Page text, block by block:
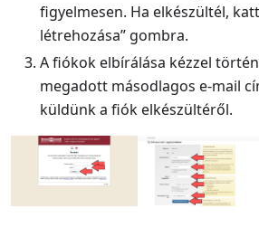
figyelmesen. Ha elkészültél,
létrehozása” gombra.
A fiókok elbírálása kézzel
megadott másodlagos e-mail
küldünk a fiók elkészültéről.